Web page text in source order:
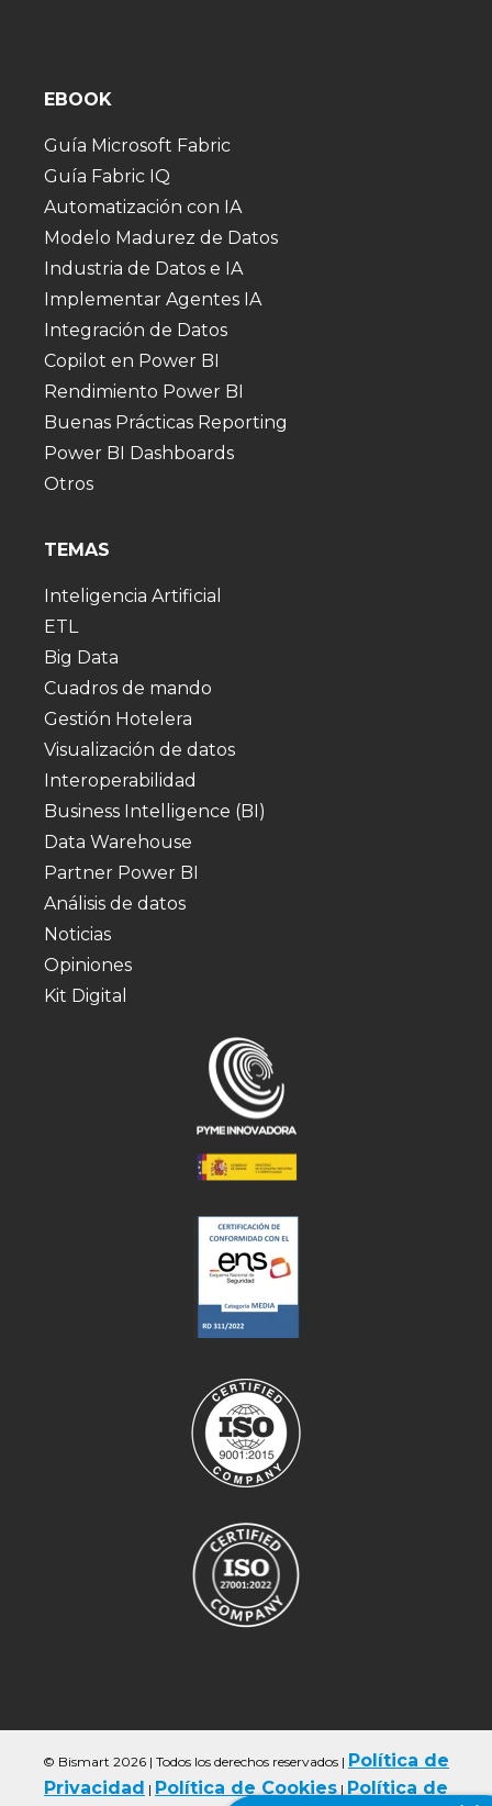
EBOOK
Guía Microsoft Fabric
Guía Fabric IQ
Automatización con IA
Modelo Madurez de Datos
Industria de Datos e IA
Implementar Agentes IA
Integración de Datos
Copilot en Power BI
Rendimiento Power BI
Buenas Prácticas Reporting
Power BI Dashboards
Otros
TEMAS
Inteligencia Artificial
ETL
Big Data
Cuadros de mando
Gestión Hotelera
Visualización de datos
Interoperabilidad
Business Intelligence (BI)
Data Warehouse
Partner Power BI
Análisis de datos
Noticias
Opiniones
Kit Digital
© Bismart 2026 | Todos los derechos reservados | Política de
Privacidad | Política de Cookies | Política de